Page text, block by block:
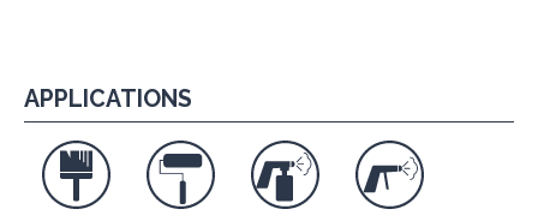
APPLICATIONS